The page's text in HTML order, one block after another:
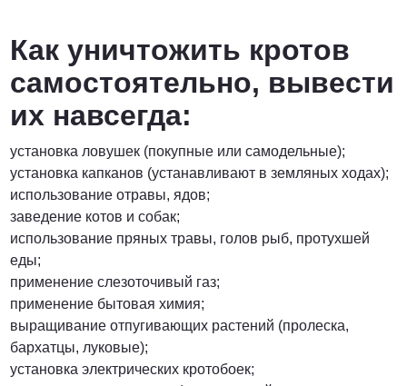
Как уничтожить кротов
самостоятельно, вывести
их навсегда:
установка ловушек (покупные или самодельные);
установка капканов (устанавливают в земляных ходах);
использование отравы, ядов;
заведение котов и собак;
использование пряных травы, голов рыб, протухшей
еды;
применение слезоточивый газ;
применение бытовая химия;
выращивание отпугивающих растений (пролеска,
бархатцы, луковые);
установка электрических кротобоек;